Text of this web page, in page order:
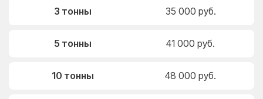
3 тонны 35 000 руб.
5 тонны 41 000 руб.
10 тонны 48 000 руб.